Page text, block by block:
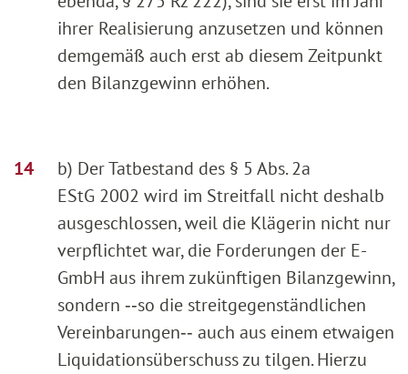
ihrer Realisierung anzusetzen und können
demgemäß auch erst ab diesem Zeitpunkt
den Bilanzgewinn erhöhen.
b) Der Tatbestand des § 5 Abs. 2a
EStG 2002 wird im Streitfall nicht deshalb
ausgeschlossen, weil die Klägerin nicht nur
verpflichtet war, die Forderungen der E-
GmbH aus ihrem zukünftigen Bilanzgewinn,
sondern ‑‑so die streitgegenständlichen
Vereinbarungen‑‑ auch aus einem etwaigen
Liquidationsüberschuss zu tilgen. Hierzu